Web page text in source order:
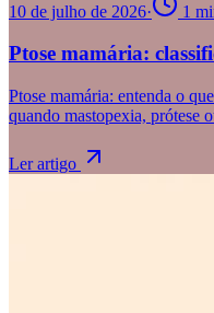
10 de julho de 2026· 1
Ptose mamária:
Ptose mamária: entenda o
quando mastopexia, prótese
Ler artigo